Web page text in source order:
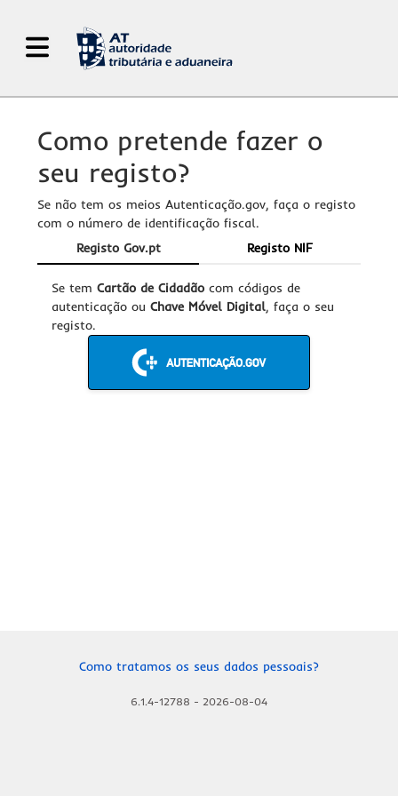
Abrir Menu de Navegação
Como pretende fazer o
seu registo?
Se não tem os meios Autenticação.gov, faça o registo
com o número de identificação fiscal.
Registo Gov.pt
Registo NIF
Se tem Cartão de Cidadão com códigos de
autenticação ou Chave Móvel Digital, faça o seu
registo.
Como tratamos os seus dados pessoais?
6.1.4-12788 - 2026-08-04